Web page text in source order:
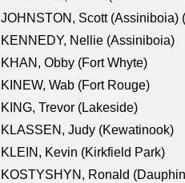
JOHNSTON, Scott (Assiniboia)
KENNEDY, Nellie (Assiniboia)
KHAN, Obby (Fort Whyte)
KINEW, Wab (Fort Rouge)
KING, Trevor (Lakeside)
KLASSEN, Judy (Kewatinook)
KLEIN, Kevin (Kirkfield Park)
KOSTYSHYN, Ronald